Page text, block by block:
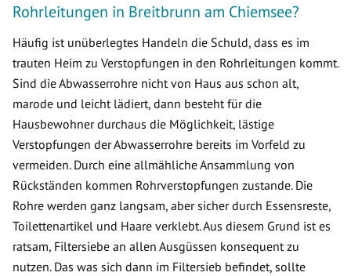
Rohrleitungen in Breitbrunn am Chiemsee?
Häufig ist unüberlegtes Handeln die Schuld, dass es im
trauten Heim zu Verstopfungen in den Rohrleitungen kommt.
Sind die Abwasserrohre nicht von Haus aus schon alt,
marode und leicht lädiert, dann besteht für die
Hausbewohner durchaus die Möglichkeit, lästige
Verstopfungen der Abwasserrohre bereits im Vorfeld zu
vermeiden. Durch eine allmähliche Ansammlung von
Rückständen kommen Rohrverstopfungen zustande. Die
Rohre werden ganz langsam, aber sicher durch Essensreste,
Toilettenartikel und Haare verklebt. Aus diesem Grund ist es
ratsam, Filtersiebe an allen Ausgüssen konsequent zu
nutzen. Das was sich dann im Filtersieb befindet, sollte